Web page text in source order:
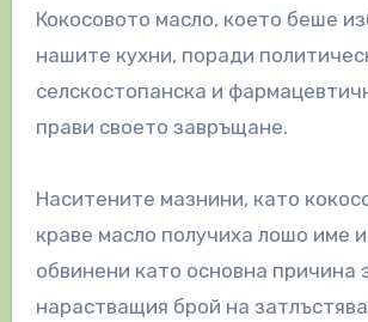
Кокосовото масло, което беше избутано от
нашите кухни, поради
селскостопанска и
прави своето завръщане.
Наситените мазнини, като
краве масло получиха лошо име
обвинени като основна причина
нарастващия брой на